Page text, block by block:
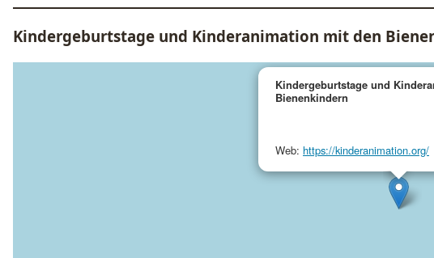
Kindergeburtstage und Kinderanimation mit den
Kindergeburtstage und
Bienenkindern
Web: https://kinderanimation.org/